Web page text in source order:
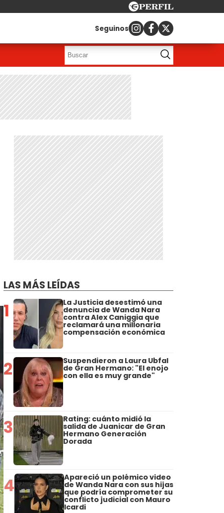
Seguinos
LAS MÁS LEÍDAS
1 La Justicia desestimó una
denuncia de Wanda Nara
contra Alex Caniggia que
reclamará una millonaria
compensación económica
2 Suspendieron a Laura Ubfal
de Gran Hermano: "El enojo
con ella es muy grande"
3 Rating: cuánto midió la
salida de Juanicar de Gran
Hermano Generación
Dorada
4 Apareció un polémico video
de Wanda Nara con sus hijas
que podría comprometer su
conflicto judicial con Mauro
Icardi